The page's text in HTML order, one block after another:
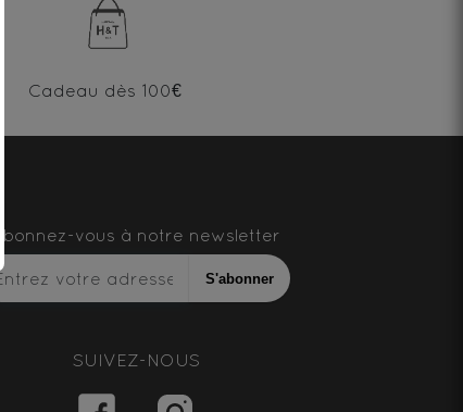
Cadeau dès 100€
Abonnez-vous à notre newsletter
S'abonner
SUIVEZ-NOUS